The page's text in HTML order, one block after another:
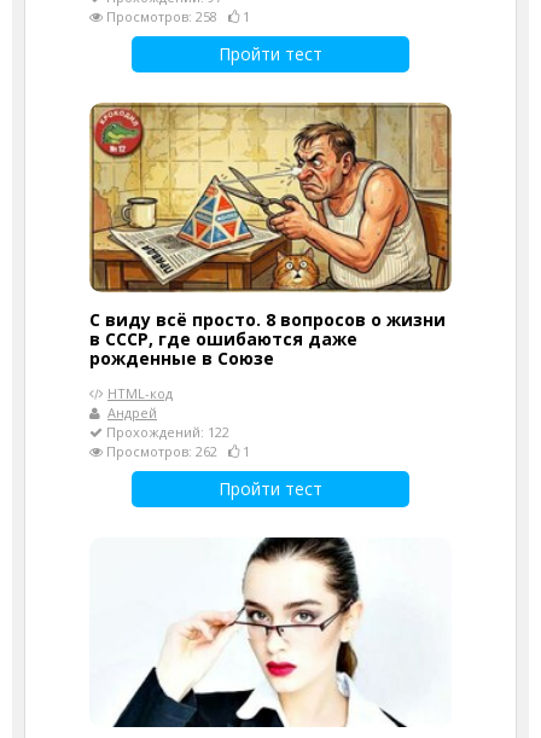
Просмотров: 258
1
Пройти тест
С виду всё просто. 8 вопросов о жизни
в СССР, где ошибаются даже
рожденные в Союзе
HTML-код
Андрей
Прохождений: 122
Просмотров: 262
1
Пройти тест